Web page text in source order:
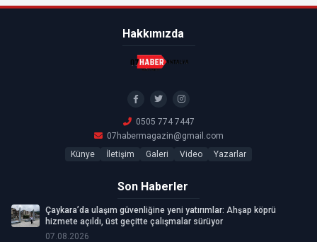
Hakkımızda
0505 774 7447
07habermagazin@gmail.com
Künye
İletişim Galeri Video Yazarlar
Son Haberler
Çaykara’da ulaşım güvenliğine yeni yatırımlar: Ahşap köprü
hizmete açıldı, üst geçitte çalışmalar sürüyor
07.08.2026